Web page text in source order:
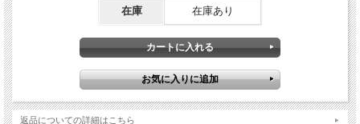
在庫 在庫あり
返品についての詳細はこちら